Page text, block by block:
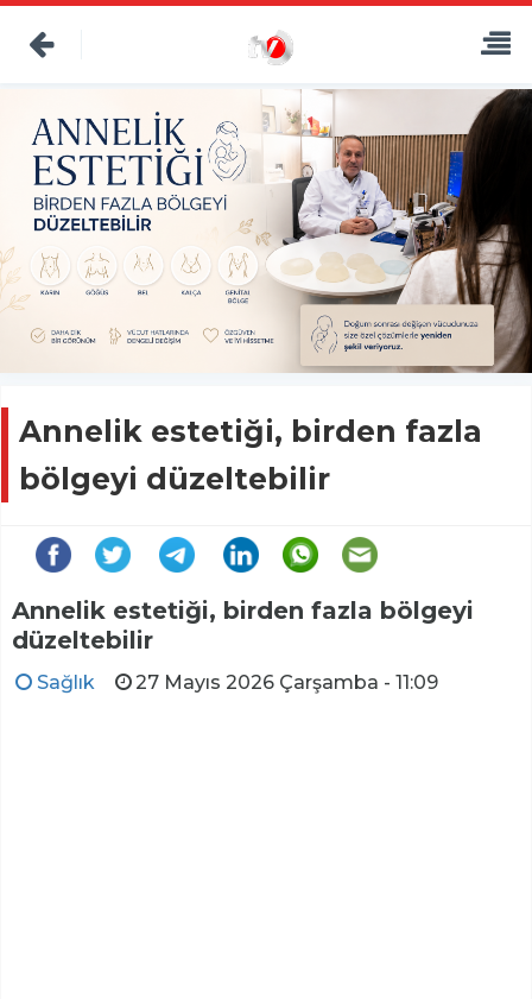
Annelik estetiği, birden fazla
bölgeyi düzeltebilir
Annelik estetiği, birden fazla bölgeyi
düzeltebilir
Sağlık 27 Mayıs 2026 Çarşamba - 11:09